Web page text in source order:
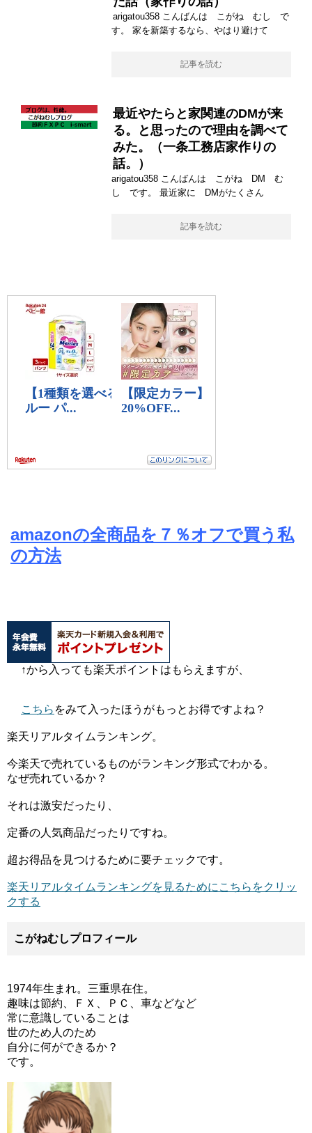
arigatou358 こんばんは こがね むし で
す。 家を新築するなら、やはり避けて
記事を読む
最近やたらと家関連のDMが来
る。と思ったので理由を調べて
みた。（一条工務店家作りの
話。）
arigatou358 こんばんは こがね DM む
し です。 最近家に DMがたくさん
記事を読む
amazonの全商品を７％オフで買う私
の方法
↑から入っても楽天ポイントはもらえますが、
こちら をみて入ったほうがもっとお得ですよね？
楽天リアルタイムランキング。
今楽天で売れているものがランキング形式でわかる。
なぜ売れているか？
それは激安だったり、
定番の人気商品だったりですね。
超お得品を見つけるために要チェックです。
楽天リアルタイムランキングを見るためにこちらをクリッ
クする
こがねむしプロフィール
1974年生まれ。三重県在住。
趣味は節約、ＦＸ、ＰＣ、車などなど
常に意識していることは
世のため人のため
自分に何ができるか？
です。